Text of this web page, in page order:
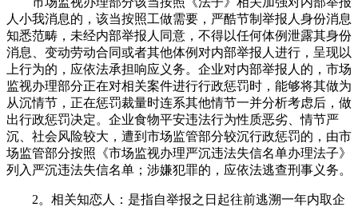
人小我消息的，该当按照工做需要，严酷节制举报人身份消息
知悉范畴，未经内部举报人同意，不得以任何体例泄露其身份
消息、变动劳动合同或者其他体例对内部举报人进行，呈现以
上行为的，应依法承担响应义务。企业对内部举报人的，市场
监视办理部分正在对相关案件进行行政惩罚时，能够将其做为
从沉情节，正在惩罚裁量时连系其他情节一并分析考虑后，做
出行政惩罚决定。企业食物平安违法行为性质恶劣、情节严
沉、社会风险较大，遭到市场监管部分较沉行政惩罚的，由市
场监管部分按照《市场监视办理严沉违法失信名单办理法子》
列入严沉违法失信名单；涉嫌犯罪的，应依法逃查刑事义务。
2。相关知恋人：是指自举报之日起往前逃溯一年内取企